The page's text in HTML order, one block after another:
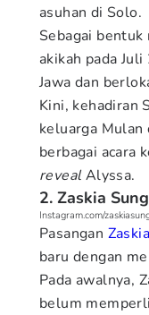
asuhan di Solo.
Sebagai
akikah pada
Jawa dan
Kini, kehadiran
keluarga Mulan
berbagai acara
revealAlyssa.
2. Zaskia
Instagram.com/
Pasangan
baru dengan
Pada awalnya,
belum